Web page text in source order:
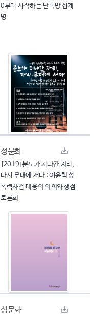
0부터 시작하는 단톡방 십계
명
성문화
[2019] 분노가 지나간 자리,
다시 무대에 서다 : 이윤택 성
폭력사건 대응의 의의와 쟁점
토론회
성문화